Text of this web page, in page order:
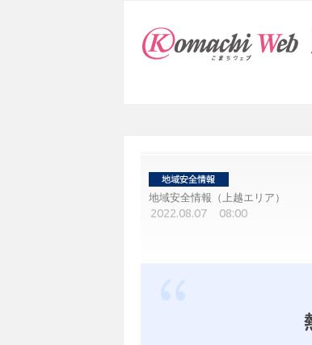
地域安全情報（上越エリア）
2022.08.07 08:00